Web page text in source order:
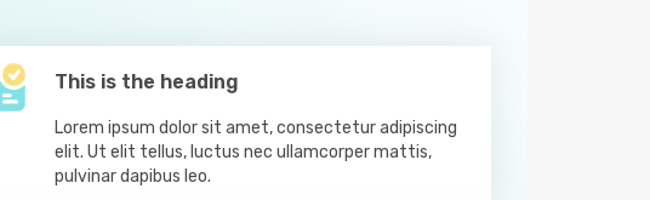
This is the heading
Lorem ipsum dolor sit amet, consectetur adipiscing
elit. Ut elit tellus, luctus nec ullamcorper mattis,
pulvinar dapibus leo.